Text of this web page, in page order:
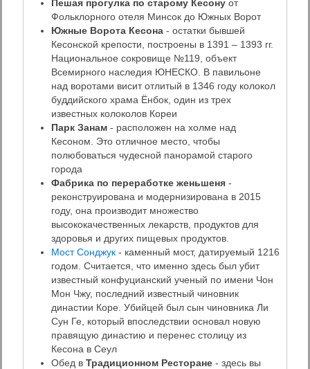
Пешая прогулка по старому Кесону от
Фольклорного отеля Минсок до Южных Ворот
Южные Ворота Кесона - остатки бывшей
Кесонской крепости, построены в 1391 – 1393 гг.
Национальное сокровище №119, объект
Всемирного наследия ЮНЕСКО. В павильоне
над воротами висит отлитый в 1346 году колокол
буддийского храма Ёнбок, один из трех
известных колоколов Кореи
Парк Занам - расположен на холме над
Кесоном. Это отличное место, чтобы
полюбоваться чудесной панорамой старого
города
Фабрика по переработке женьшеня -
реконструирована и модернизирована в 2015
году, она производит множество
высококачественных лекарств, продуктов для
здоровья и других пищевых продуктов.
Мост Сонджук - каменный мост, датируемый 1216
годом. Считается, что именно здесь был убит
известный конфуцианский ученый по имени Чон
Мон Чжу, последний известный чиновник
династии Коре. Убийцей был сын чиновника Ли
Сун Ге, который впоследствии основал новую
правящую династию и перенес столицу из
Кесона в Сеул
Обед в Традиционном Ресторане - здесь вы